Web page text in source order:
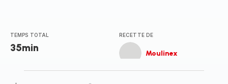
TEMPS TOTAL
35min
RECETTE DE
Moulinex